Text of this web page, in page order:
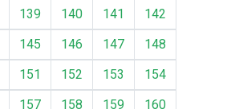
139 140 141
142
145 146 147
148
151 152 153
154
157 158 159
160